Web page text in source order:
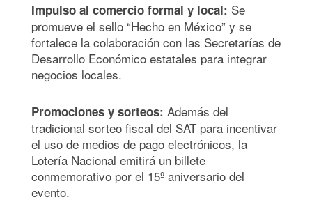
Impulso al comercio formal y local: Se
promueve el sello “Hecho en México” y se
fortalece la colaboración con las Secretarías de
Desarrollo Económico estatales para integrar
negocios locales.
Promociones y sorteos: Además del
tradicional sorteo fiscal del SAT para incentivar
el uso de medios de pago electrónicos, la
Lotería Nacional emitirá un billete
conmemorativo por el 15º aniversario del
evento.